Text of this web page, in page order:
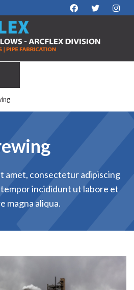
amet, consectetur adipiscing
incididunt ut labore et
magna aliqua.